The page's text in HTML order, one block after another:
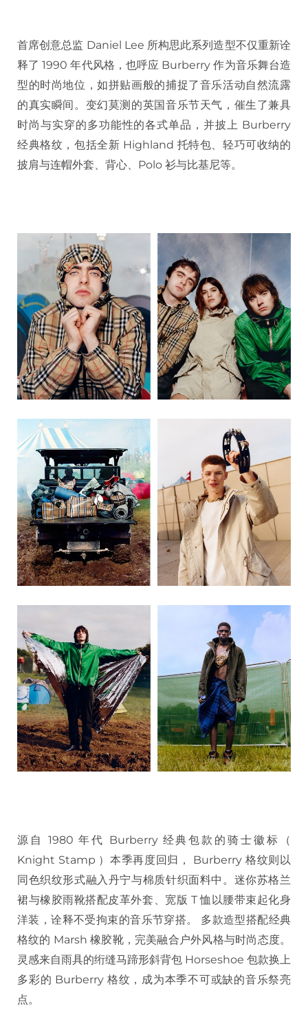
首席创意总监 Daniel Lee 所构思此系列造型不仅重新诠
释了 1990 年代风格，也呼应 Burberry 作为音乐舞台造
型的时尚地位，如拼贴画般的捕捉了音乐活动自然流露
的真实瞬间。变幻莫测的英国音乐节天气，催生了兼具
时尚与实穿的多功能性的各式单品，并披上 Burberry
经典格纹，包括全新 Highland 托特包、轻巧可收纳的
披肩与连帽外套、背心、Polo 衫与比基尼等。
源自 1980 年代 Burberry 经典包款的骑士徽标（
Knight Stamp ）本季再度回归， Burberry 格纹则以
同色织纹形式融入丹宁与棉质针织面料中。迷你苏格兰
裙与橡胶雨靴搭配皮革外套、宽版 T 恤以腰带束起化身
洋装，诠释不受拘束的音乐节穿搭。 多款造型搭配经典
格纹的 Marsh 橡胶靴，完美融合户外风格与时尚态度。
灵感来自雨具的绗缝马蹄形斜背包 Horseshoe 包款换上
多彩的 Burberry 格纹，成为本季不可或缺的音乐祭亮
点。